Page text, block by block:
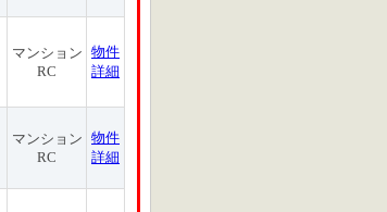
マンション
RC
物件
詳細
マンション
RC
物件
詳細